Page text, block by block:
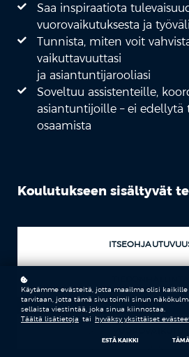
Saa inspiraatiota
vuorovaikutuksesta ja
Tunnista, miten voit
vaikuttavuuttasi
ja asiantuntijarooliasi
Soveltuu assistenteille,
asiantuntijoille – ei edellytä
osaamista
Koulutukseen sisältyvät
Käytämme evästeitä, jotta maailma olisi
tarvitaan, jotta tämä sivu toimii sinun
sellaista viestintää, joka sinua kiinnostaa.
Täältä lisätietoja tai hyväksy yksittäiset
ESTÄ KAIKKI